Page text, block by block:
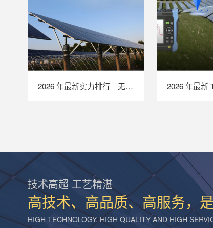
2026 年最新实力排行｜无人机 EL 检测系统 TOP 推荐，LAILX LXH210 深度解析
技术高超 工艺精湛
高技术、高品质、高服务，
HIGH TECHNOLOGY, HIGH QUALITY AND HIGH